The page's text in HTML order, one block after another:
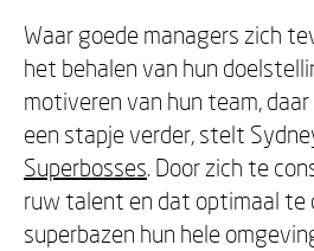
Waar goede managers zich
het behalen van hun
motiveren van hun team,
een stapje verder, stelt
Superbosses. Door zich te
ruw talent en dat optimaal te
superbazen hun hele